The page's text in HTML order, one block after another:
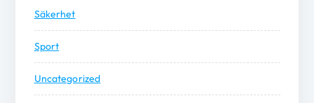
Säkerhet
Sport
Uncategorized